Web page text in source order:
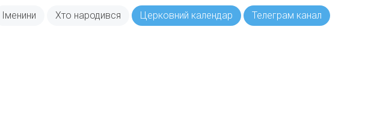
Іменини Хто народився Церковний календар Телеграм канал